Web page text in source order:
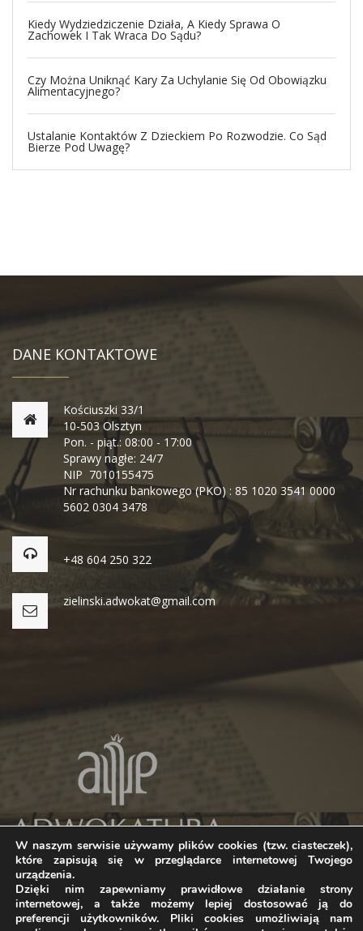
Kiedy Wydziedziczenie Działa, A Kiedy Sprawa O
Zachowek I Tak Wraca Do Sądu?
Czy Można Uniknąć Kary Za Uchylanie Się Od Obowiązku
Alimentacyjnego?
Ustalanie Kontaktów Z Dzieckiem Po Rozwodzie. Co Sąd
Bierze Pod Uwagę?
DANE KONTAKTOWE
Kościuszki 33/1
10-503 Olsztyn
Pon. - piąt.: 08:00 - 17:00
Sprawy nagłe: 24/7
NIP 7010155475
Nr rachunku bankowego (PKO) : 85 1020 3541 0000
5602 0304 3478
+48 604 250 322
zielinski.adwokat@gmail.com
W naszym serwisie używamy plików cookies (tzw. ciasteczek),
które zapisują się w przeglądarce internetowej Twojego
urządzenia.
Dzięki nim zapewniamy prawidłowe działanie strony
internetowej, a także możemy lepiej dostosować ją do
preferencji użytkowników. Pliki cookies umożliwiają nam